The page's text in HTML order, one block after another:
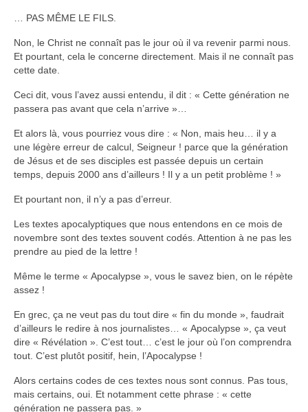
… PAS MÊME LE FILS.
Non, le Christ ne connaît pas le jour où il va revenir parmi nous.
Et pourtant, cela le concerne directement. Mais il ne connaît pas
cette date.
Ceci dit, vous l’avez aussi entendu, il dit : « Cette génération ne
passera pas avant que cela n’arrive »…
Et alors là, vous pourriez vous dire : « Non, mais heu… il y a
une légère erreur de calcul, Seigneur ! parce que la génération
de Jésus et de ses disciples est passée depuis un certain
temps, depuis 2000 ans d’ailleurs ! Il y a un petit problème ! »
Et pourtant non, il n’y a pas d’erreur.
Les textes apocalyptiques que nous entendons en ce mois de
novembre sont des textes souvent codés. Attention à ne pas les
prendre au pied de la lettre !
Même le terme « Apocalypse », vous le savez bien, on le répète
assez !
En grec, ça ne veut pas du tout dire « fin du monde », faudrait
d’ailleurs le redire à nos journalistes… « Apocalypse », ça veut
dire « Révélation ». C’est tout… c’est le jour où l’on comprendra
tout. C’est plutôt positif, hein, l’Apocalypse !
Alors certains codes de ces textes nous sont connus. Pas tous,
mais certains, oui. Et notamment cette phrase : « cette
génération ne passera pas. »